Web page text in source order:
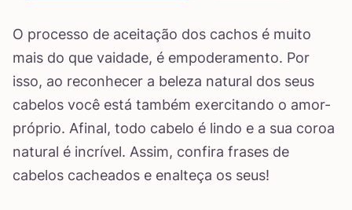
O processo de aceitação dos cachos é muito
mais do que vaidade, é empoderamento. Por
isso, ao reconhecer a beleza natural dos seus
cabelos você está também exercitando o amor-
próprio. Afinal, todo cabelo é lindo e a sua coroa
natural é incrível. Assim, confira frases de
cabelos cacheados e enalteça os seus!